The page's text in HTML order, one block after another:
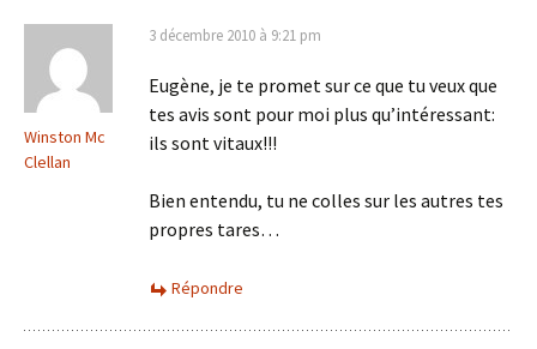
Winston Mc
Clellan
3 décembre 2010 à 9:21 pm
Eugène, je te promet sur ce que tu veux que
tes avis sont pour moi plus qu’intéressant:
ils sont vitaux!!!
Bien entendu, tu ne colles sur les autres tes
propres tares…
Répondre